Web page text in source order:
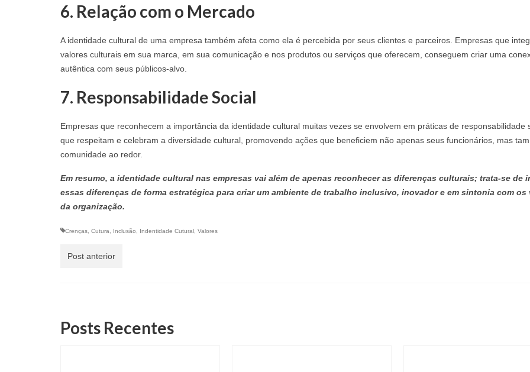
6. Relação com o Mercado
A identidade cultural de uma empresa também afeta como ela é percebida por seus clientes e parceiros. Empresas que
valores culturais em sua marca, em sua comunicação e nos produtos ou serviços que oferecem, conseguem criar uma
autêntica com seus públicos-alvo.
7. Responsabilidade Social
Empresas que reconhecem a importância da identidade cultural muitas vezes se envolvem em práticas de responsabilidade
que respeitam e celebram a diversidade cultural, promovendo ações que beneficiem não apenas seus funcionários, mas
comunidade ao redor.
Em resumo, a identidade cultural nas empresas vai além de apenas reconhecer as diferenças culturais; trata-se de
essas diferenças de forma estratégica para criar um ambiente de trabalho inclusivo, inovador e em sintonia com os
da organização.
Crenças Cutura Inclusão Indentidade Cutural Valores
Post anterior
Posts Recentes